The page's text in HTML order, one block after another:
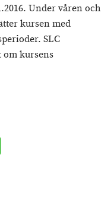
Under våren och
kursen med
SLC
om kursens